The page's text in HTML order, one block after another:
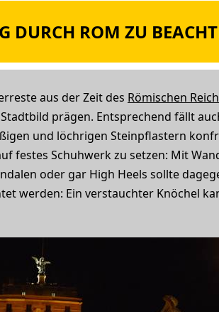
DURCH ROM ZU
aus der Zeit des Römischen
prägen. Entsprechend fällt
und löchrigen Steinpflastern
festes Schuhwerk zu setzen: Mit
oder gar High Heels sollte
werden: Ein verstauchter Knöchel